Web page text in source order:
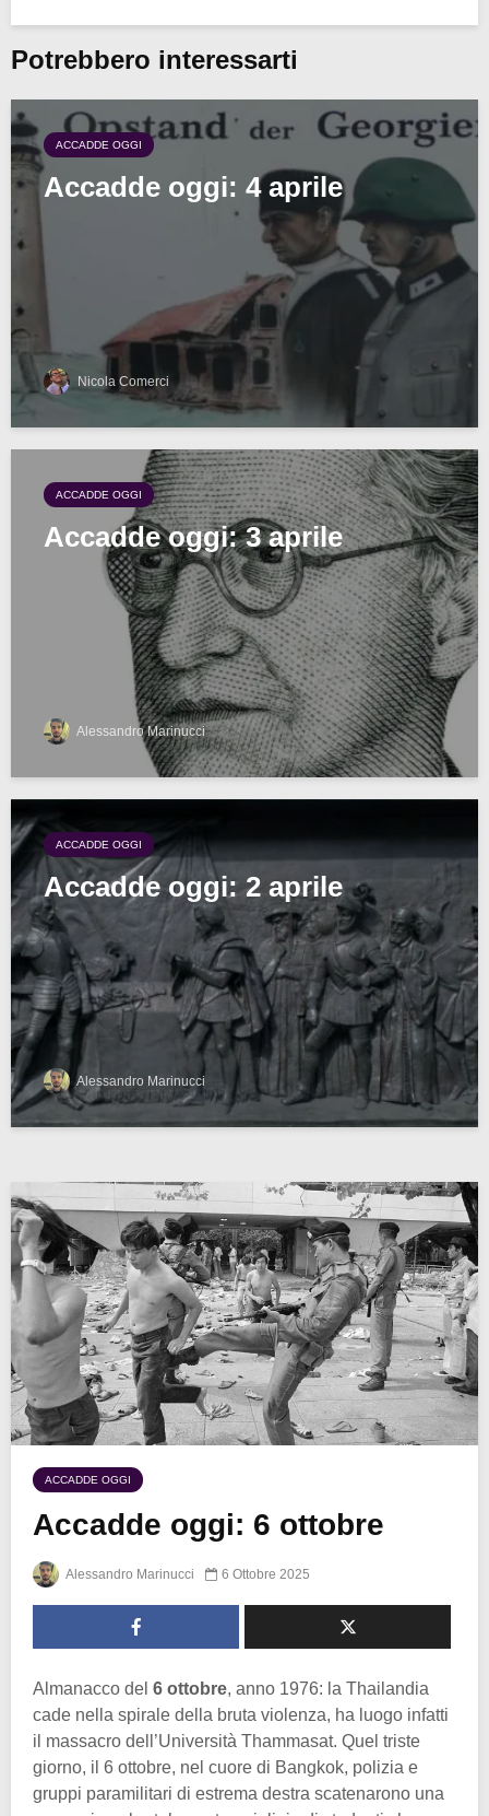
Potrebbero interessarti
ACCADDE OGGI
Accadde oggi: 4 aprile
Nicola Comerci
ACCADDE OGGI
Accadde oggi: 3 aprile
Alessandro Marinucci
ACCADDE OGGI
Accadde oggi: 2 aprile
Alessandro Marinucci
ACCADDE OGGI
Accadde oggi: 6 ottobre
Alessandro Marinucci 6 Ottobre 2025
Almanacco del 6 ottobre, anno 1976: la Thailandia
cade nella spirale della bruta violenza, ha luogo infatti
il massacro dell’Università Thammasat. Quel triste
giorno, il 6 ottobre, nel cuore di Bangkok, polizia e
gruppi paramilitari di estrema destra scatenarono una